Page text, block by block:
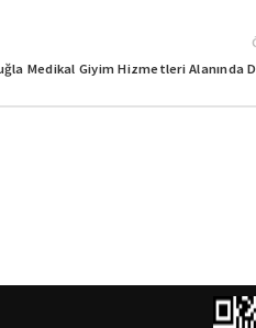
Medikal Giyim Hizmetleri Alanında